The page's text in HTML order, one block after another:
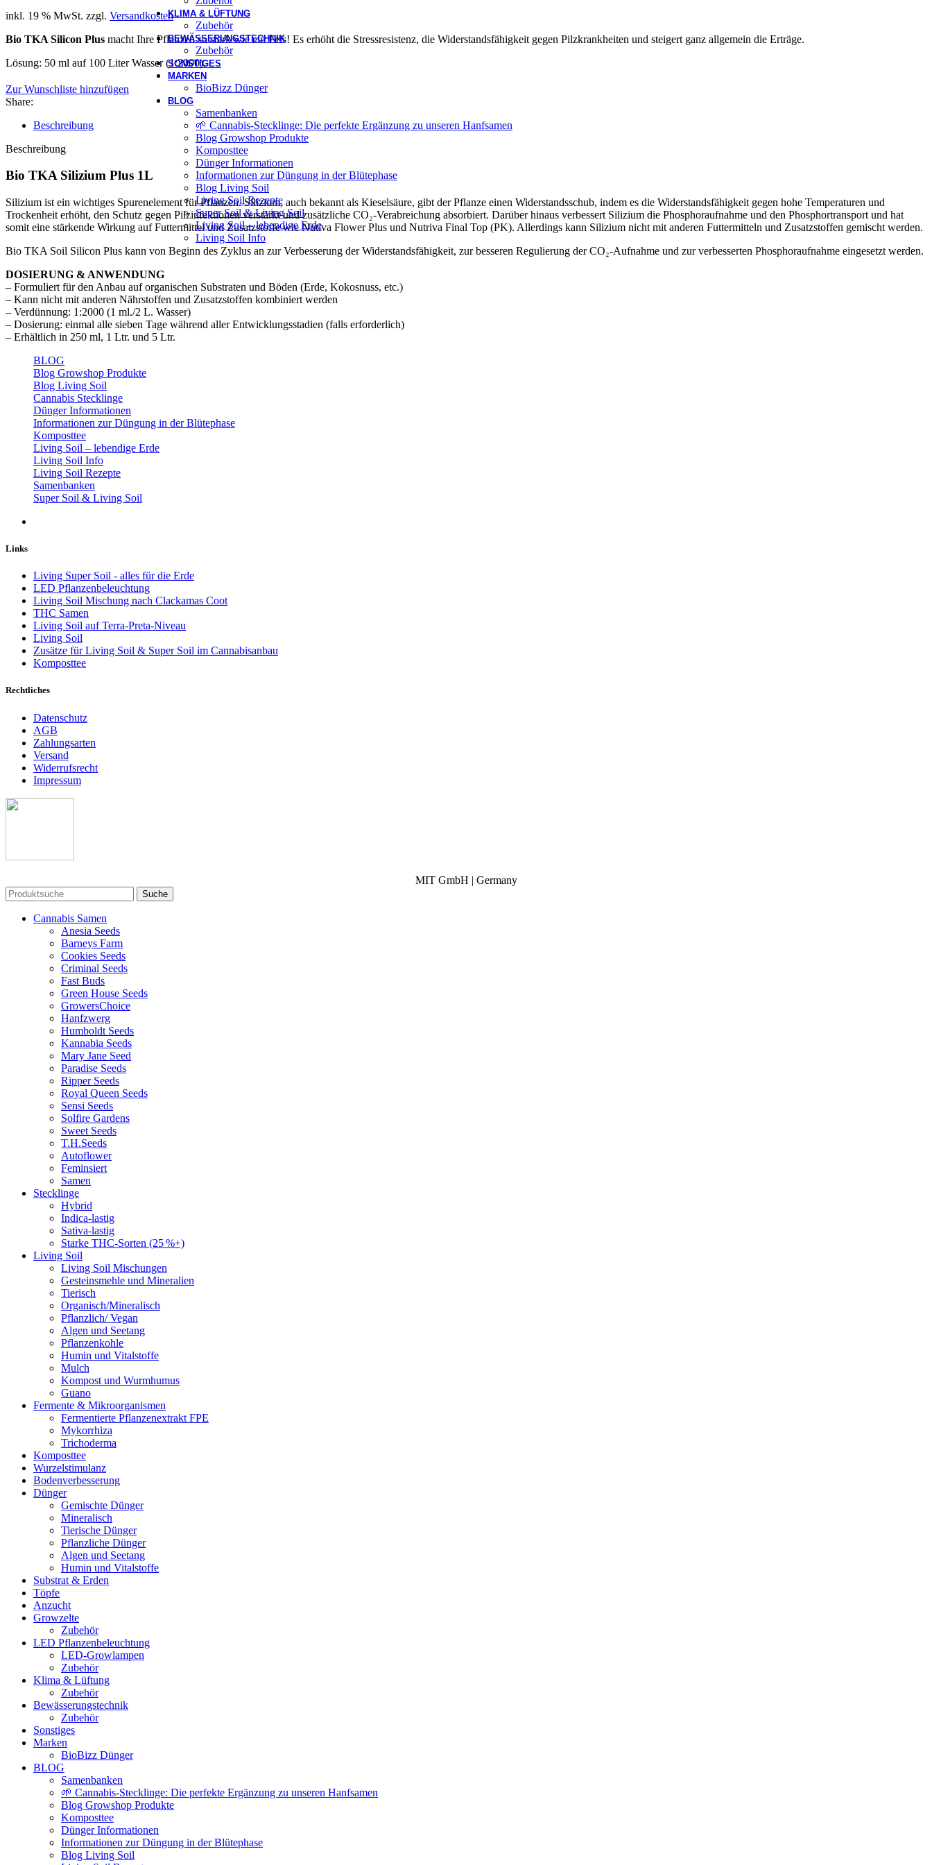
KLIMA & LÜFTUNG
Zubehör
BEWÄSSERUNGSTECHNIK
Zubehör
SONSTIGES
MARKEN
BioBizz Dünger
BLOG
Samenbanken
🌱 Cannabis-Stecklinge: Die perfekte Ergänzung zu unseren Hanfsamen
Blog Growshop Produkte
Komposttee
Dünger Informationen
Informationen zur Düngung in der Blütephase
Blog Living Soil
Living Soil Rezepte
Super Soil & Living Soil
Living Soil – lebendige Erde
Living Soil Info
inkl. 19 % MwSt. zzgl. Versandkosten
Bio TKA Silicon Plus macht Ihre Pflanzen so stark wie ein Fels! Es erhöht die Stressresistenz, die Widerstandsfähigkeit gegen Pilzkrankheiten und steigert ganz allgemein die Erträge.
Lösung: 50 ml auf 100 Liter Wasser (1:2000).
Zur Wunschliste hinzufügen
Share:
Beschreibung
Beschreibung
Bio TKA Silizium Plus 1L
Silizium ist ein wichtiges Spurenelement für Pflanzen. Silizium, auch bekannt als Kieselsäure, gibt der Pflanze einen Widerstandsschub, indem es die Widerstandsfähigkeit gegen hohe Temperaturen und
Trockenheit erhöht, den Schutz gegen Pilzinfektionen verstärkt und zusätzliche CO₂-Verabreichung absorbiert. Darüber hinaus verbessert Silizium die Phosphoraufnahme und den Phosphortransport und hat
somit eine stärkende Wirkung auf Futtermittel und Zusatzstoffe wie Nutiva Flower Plus und Nutriva Final Top (PK). Allerdings kann Silizium nicht mit anderen Futtermitteln und Zusatzstoffen gemischt werden.
Bio TKA Soil Silicon Plus kann von Beginn des Zyklus an zur Verbesserung der Widerstandsfähigkeit, zur besseren Regulierung der CO₂-Aufnahme und zur verbesserten Phosphoraufnahme eingesetzt werden.
DOSIERUNG & ANWENDUNG
– Formuliert für den Anbau auf organischen Substraten und Böden (Erde, Kokosnuss, etc.)
– Kann nicht mit anderen Nährstoffen und Zusatzstoffen kombiniert werden
– Verdünnung: 1:2000 (1 ml./2 L. Wasser)
– Dosierung: einmal alle sieben Tage während aller Entwicklungsstadien (falls erforderlich)
– Erhältlich in 250 ml, 1 Ltr. und 5 Ltr.
BLOG
Blog Growshop Produkte
Blog Living Soil
Cannabis Stecklinge
Dünger Informationen
Informationen zur Düngung in der Blütephase
Komposttee
Living Soil – lebendige Erde
Living Soil Info
Living Soil Rezepte
Samenbanken
Super Soil & Living Soil
Links
Living Super Soil - alles für die Erde
LED Pflanzenbeleuchtung
Living Soil Mischung nach Clackamas Coot
THC Samen
Living Soil auf Terra-Preta-Niveau
Living Soil
Zusätze für Living Soil & Super Soil im Cannabisanbau
Komposttee
Rechtliches
Datenschutz
AGB
Zahlungsarten
Versand
Widerrufsrecht
Impressum
MIT GmbH | Germany
Suche
Cannabis Samen
Anesia Seeds
Barneys Farm
Cookies Seeds
Criminal Seeds
Fast Buds
Green House Seeds
GrowersChoice
Hanfzwerg
Humboldt Seeds
Kannabia Seeds
Mary Jane Seed
Paradise Seeds
Ripper Seeds
Royal Queen Seeds
Sensi Seeds
Solfire Gardens
Sweet Seeds
T.H.Seeds
Autoflower
Feminsiert
Samen
Stecklinge
Hybrid
Indica-lastig
Sativa-lastig
Starke THC-Sorten (25 %+)
Living Soil
Living Soil Mischungen
Gesteinsmehle und Mineralien
Tierisch
Organisch/Mineralisch
Pflanzlich/ Vegan
Algen und Seetang
Pflanzenkohle
Humin und Vitalstoffe
Mulch
Kompost und Wurmhumus
Guano
Fermente & Mikroorganismen
Fermentierte Pflanzenextrakt FPE
Mykorrhiza
Trichoderma
Komposttee
Wurzelstimulanz
Bodenverbesserung
Dünger
Gemischte Dünger
Mineralisch
Tierische Dünger
Pflanzliche Dünger
Algen und Seetang
Humin und Vitalstoffe
Substrat & Erden
Töpfe
Anzucht
Growzelte
Zubehör
LED Pflanzenbeleuchtung
LED-Growlampen
Zubehör
Klima & Lüftung
Zubehör
Bewässerungstechnik
Zubehör
Sonstiges
Marken
BioBizz Dünger
BLOG
Samenbanken
🌱 Cannabis-Stecklinge: Die perfekte Ergänzung zu unseren Hanfsamen
Blog Growshop Produkte
Komposttee
Dünger Informationen
Informationen zur Düngung in der Blütephase
Blog Living Soil